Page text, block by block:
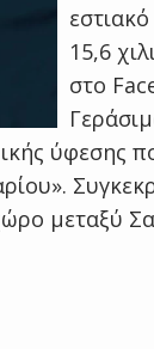
15,6
στο
ύφεσης
μεταξύ